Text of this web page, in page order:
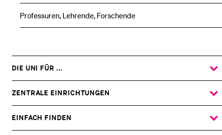
Professuren, Lehrende, Forschende
DIE UNI FÜR ...
ZEIGE
DAS
UNTERMENÜ
ZENTRALE EINRICHTUNGEN
ZEIGE
DAS
UNTERMENÜ
EINFACH FINDEN
ZEIGE
DAS